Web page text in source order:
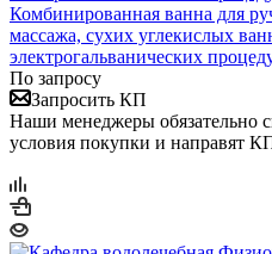
Комбинированная ванна для
массажа, сухих углекислых
электрогальванических
По запросу
Запросить КП
Наши менеджеры обязательно
условия покупки и направят